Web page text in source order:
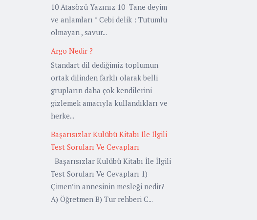
10 Atasözü Yazınız 10 Tane deyim
ve anlamları * Cebi delik : Tutumlu
olmayan , savur...
Argo Nedir ?
Standart dil dediğimiz toplumun
ortak dilinden farklı olarak belli
grupların daha çok kendilerini
gizlemek amacıyla kullandıkları ve
herke...
Başarısızlar Kulübü Kitabı İle İlgili
Test Soruları Ve Cevapları
Başarısızlar Kulübü Kitabı İle İlgili
Test Soruları Ve Cevapları 1)
Çimen’in annesinin mesleği nedir?
A) Öğretmen B) Tur rehberi C...